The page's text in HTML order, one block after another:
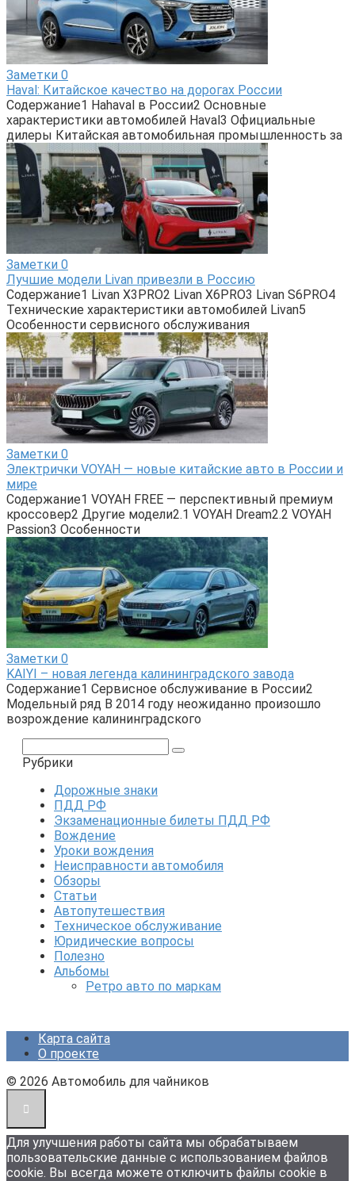
Заметки 0
Haval: Китайское качество на дорогах России
Содержание1 Наhaval в России2 Основные
характеристики автомобилей Haval3 Официальные
дилеры Китайская автомобильная промышленность за
Заметки 0
Лучшие модели Livan привезли в Россию
Содержание1 Livan X3PRO2 Livan X6PRO3 Livan S6PRO4
Технические характеристики автомобилей Livan5
Особенности сервисного обслуживания
Заметки 0
Электрички VOYAH — новые китайские авто в России и
мире
Содержание1 VOYAH FREE — перспективный премиум
кроссовер2 Другие модели2.1 VOYAH Dream2.2 VOYAH
Passion3 Особенности
Заметки 0
KAIYI – новая легенда калининградского завода
Содержание1 Сервисное обслуживание в России2
Модельный ряд В 2014 году неожиданно произошло
возрождение калининградского
Рубрики
Дорожные знаки
ПДД РФ
Экзаменационные билеты ПДД РФ
Вождение
Уроки вождения
Неисправности автомобиля
Обзоры
Статьи
Автопутешествия
Техническое обслуживание
Юридические вопросы
Полезно
Альбомы
Ретро авто по маркам
Карта сайта
О проекте
© 2026 Автомобиль для чайников
Для улучшения работы сайта мы обрабатываем
пользовательские данные с использованием файлов
cookie. Вы всегда можете отключить файлы cookie в